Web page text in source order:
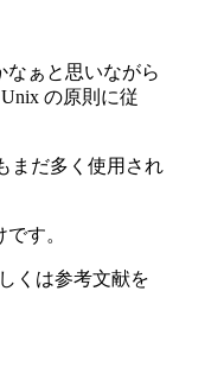
なぁと思いながら
の原則に従
まだ多く使用され
す。
くは参考文献を